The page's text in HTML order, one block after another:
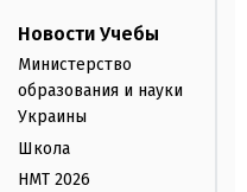
Новости Учебы
Министерство
образования и науки
Украины
Школа
НМТ 2026